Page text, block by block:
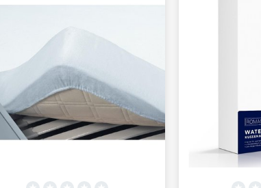
Bij Textielwereld.nl vindt u niet alleen uw ideale molton
ander textiel kunt u bij ons terecht. Denk bijvoorbeeld
hoogwaardige producten van alle bekende merken. U